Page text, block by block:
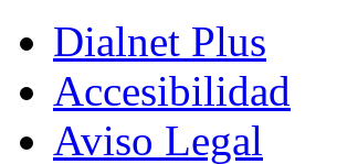
Dialnet Plus
Accesibilidad
Aviso Legal